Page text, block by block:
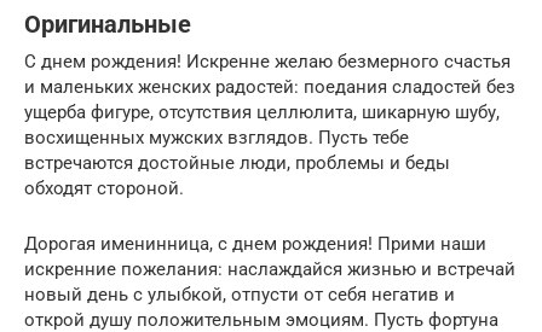
Оригинальные
С днем рождения! Искренне желаю безмерного счастья
и маленьких женских радостей: поедания сладостей без
ущерба фигуре, отсутствия целлюлита, шикарную шубу,
восхищенных мужских взглядов. Пусть тебе
встречаются достойные люди, проблемы и беды
обходят стороной.
Дорогая именинница, с днем рождения! Прими наши
искренние пожелания: наслаждайся жизнью и встречай
новый день с улыбкой, отпусти от себя негатив и
открой душу положительным эмоциям. Пусть фортуна